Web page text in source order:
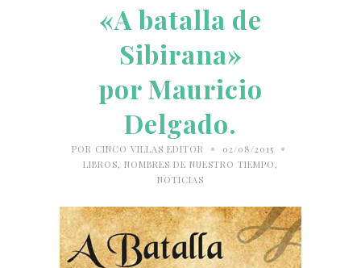
«A batalla de
Sibirana»
por Mauricio
Delgado.
POR CINCO VILLAS EDITOR • 02/08/2015 •
LIBROS, NOMBRES DE NUESTRO TIEMPO ,
NOTICIAS